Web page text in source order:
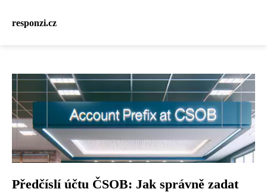
responzi.cz
Předčíslí účtu ČSOB: Jak správně zadat